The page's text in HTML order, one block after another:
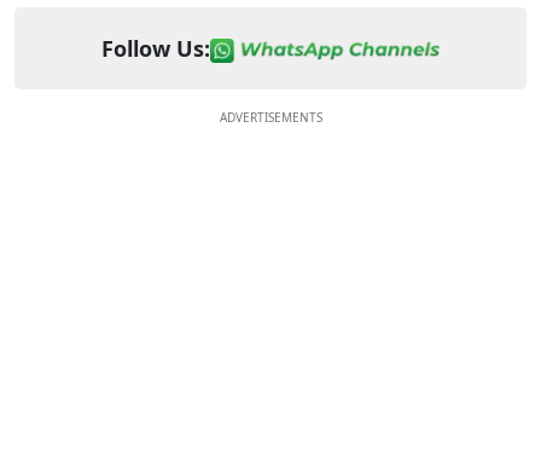
Follow Us:
ADVERTISEMENTS